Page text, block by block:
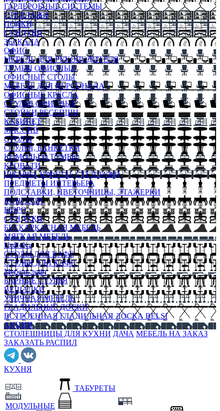
ГАРДЕРОБНЫЕ СИСТЕМЫ
СТЕЛЛАЖИ
ПОЛКИ
СУНДУКИ
ЗЕРКАЛА
ОФИС
МЕБЕЛЬ ДЛЯ РУКОВОДИТЕЛЯ
ТУМБЫ ОФИСНЫЕ
ОФИСНЫЕ СТОЛЫ
МЕБЕЛЬ ДЛЯ ПЕРСОНАЛА
ОФИСНЫЕ КРЕСЛА
СТУЛЬЯ ОФИСНЫЕ
СТОЙКИ РЕСЕПШН
КАБИНЕТ
МАССИВ
СТОЛЫ
СТУЛЬЯ, БАНКЕТКИ
КОМОДЫ И ТУМБЫ
КРОВАТИ
ШКАФЫ, БУФЕТЫ, СТЕЛЛАЖИ
ПРЕДМЕТЫ ИНТЕРЬЕРА
ПОДСТАВКИ, ЦВЕТОЧНИЦЫ, ЭТАЖЕРКИ
КОНСОЛИ
БЮРО
СУНДУКИ
БЕСКАРКАСНАЯ МЕБЕЛЬ
МЯГКАЯ МЕБЕЛЬ
HoReKa
СТОЛЫ ДЛЯ КАФЕ
СТУЛЬЯ ДЛЯ КАФЕ
Мебель лофт
БАРНЫЕ СТУЛЬЯ
ВЕШАЛКИ
УЛИЧНАЯ МЕБЕЛЬ
ГЛАДИЛЬНЫЕ ДОСКИ
ВСТРОЕННАЯ ГЛАДИЛЬНАЯ ДОСКА BELSI
АКЦИИ
СТОЛЕШНИЦЫ ДЛЯ КУХНИ ДАЧА МЕБЕЛЬ НА ЗАКАЗ
ЗАКАЗАТЬ РАСПИЛ
КУХНЯ
МОДУЛЬНЫЕ
ТАБУРЕТЫ